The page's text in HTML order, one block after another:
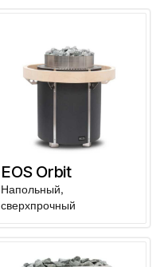
EOS Orbit
Напольный,
сверхпрочный